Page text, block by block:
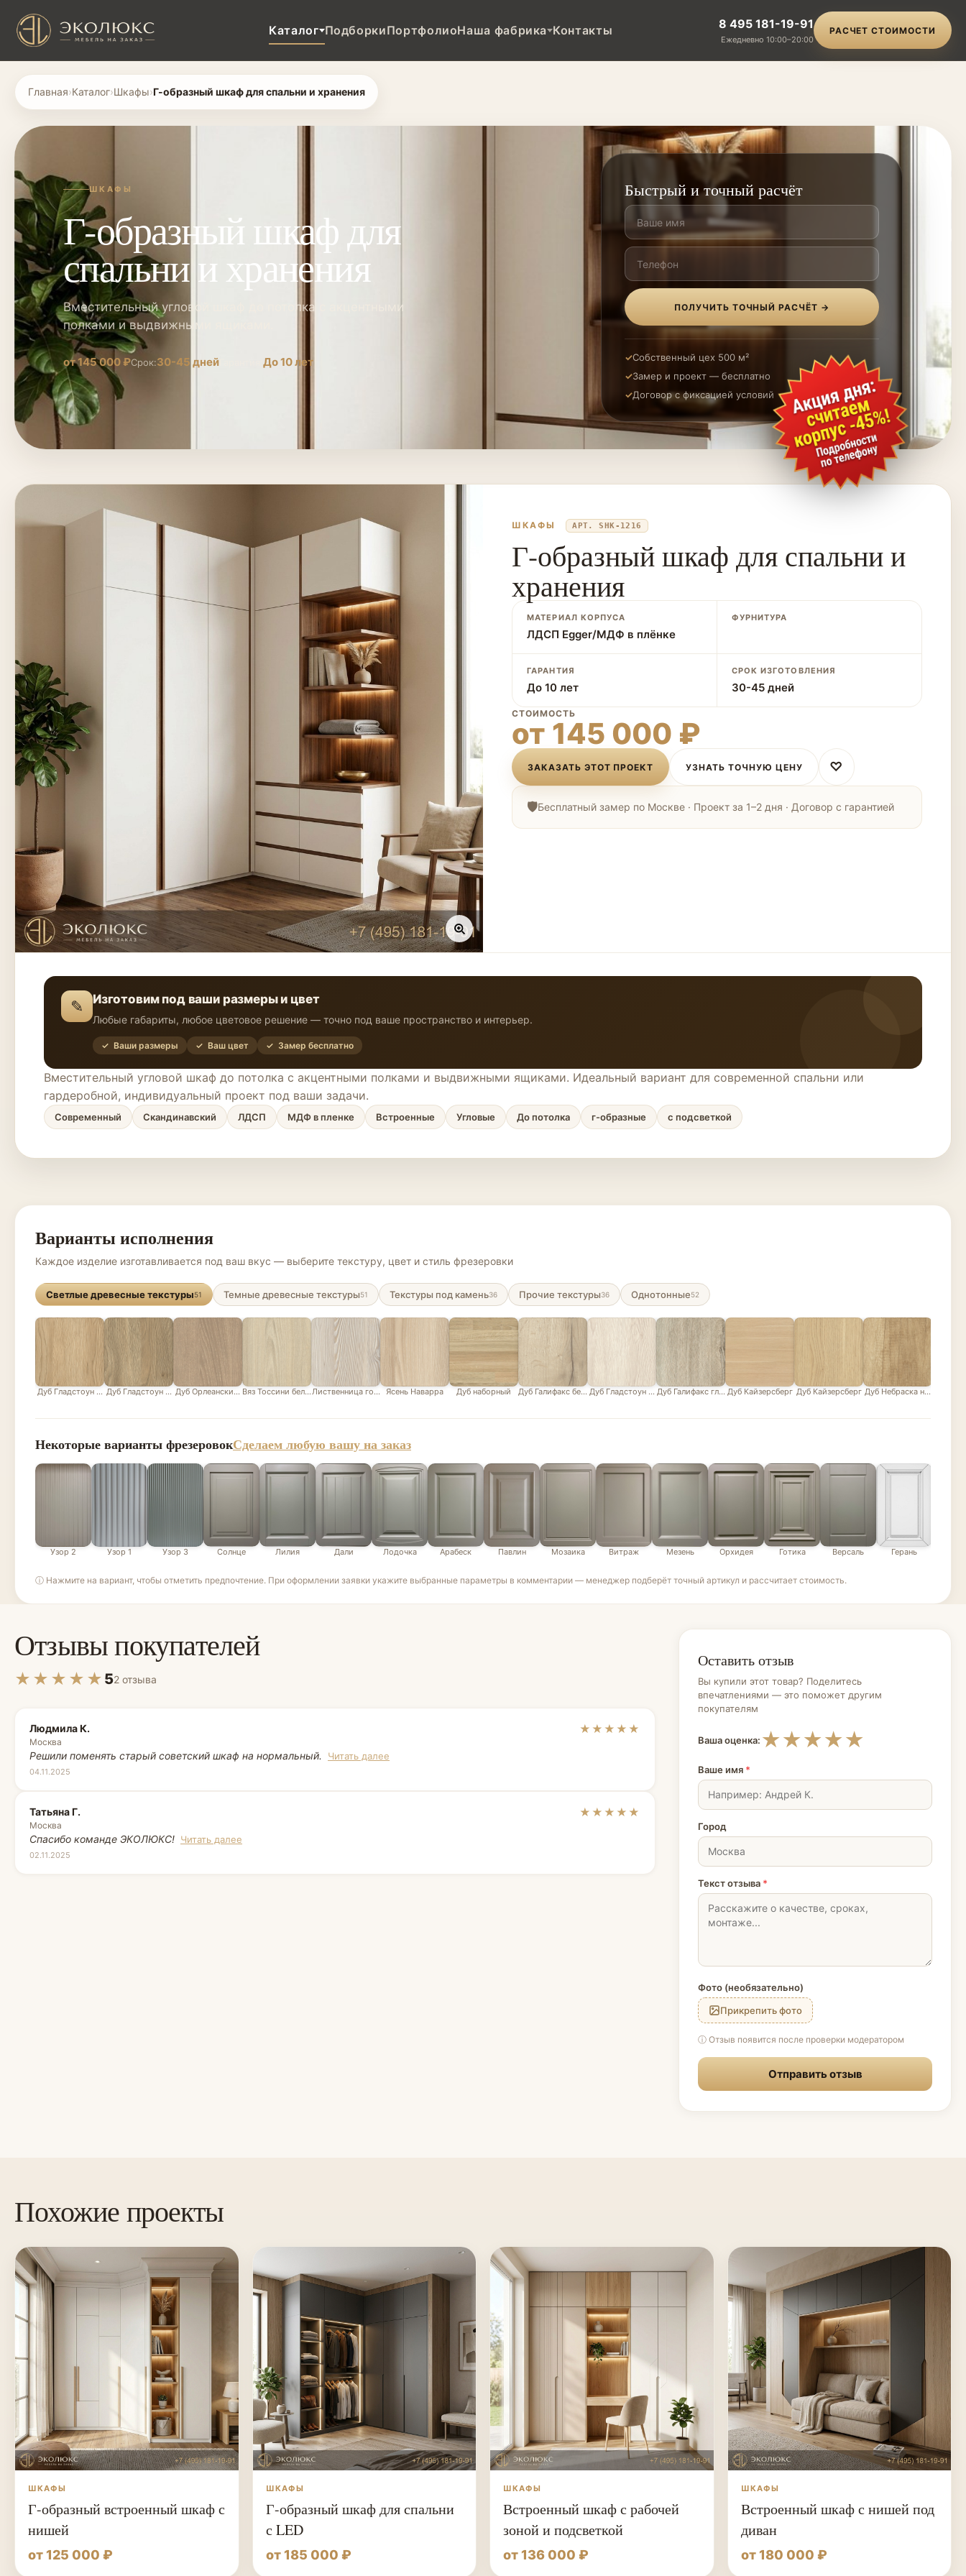
Каталог ПодборкиПортфолиоНаша фабрика Контакты 8 495 181-19-91
Ежедневно 10:00–20:00
РАСЧЕТ СТОИМОСТИ
Главная›Каталог›Шкафы›Г-образный шкаф для спальни и хранения
ШКАФЫ
Г-образный шкаф для
спальни и хранения
Вместительный угловой шкаф до потолка с акцентными
полками и выдвижными ящиками.
от 145 000 ₽Срок:30-45 дней До 10 лет
Быстрый и точный расчёт
ПОЛУЧИТЬ ТОЧНЫЙ РАСЧЁТ →
Собственный цех 500 м²
Замер и проект — бесплатно
Договор с фиксацией условий
ШКАФЫ АРТ. SHK-1216
Г-образный шкаф для спальни и
хранения
МАТЕРИАЛ КОРПУСА
ЛДСП Egger/МДФ в плёнке
ФУРНИТУРА
ГАРАНТИЯ
До 10 лет
СРОК ИЗГОТОВЛЕНИЯ
30-45 дней
СТОИМОСТЬ
от 145 000 ₽
ЗАКАЗАТЬ ЭТОТ ПРОЕКТ УЗНАТЬ ТОЧНУЮ ЦЕНУ ♡
Бесплатный замер по Москве · Проект за 1–2 дня · Договор с гарантией
✎ Изготовим под ваши размеры и цвет
Любые габариты, любое цветовое решение — точно под ваше пространство и интерьер.
✓ Ваши размеры ✓ Ваш цвет ✓ Замер бесплатно
Вместительный угловой шкаф до потолка с акцентными полками и выдвижными ящиками. Идеальный вариант для современной спальни или
гардеробной, индивидуальный проект под ваши задачи.
Современный Скандинавский ЛДСП МДФ в пленке Встроенные Угловые До потолка г-образные с подсветкой
Варианты исполнения
Каждое изделие изготавливается под ваш вкус — выберите текстуру, цвет и стиль фрезеровки
Светлые древесные текстуры51 Темные древесные текстуры51 Текстуры под камень36 Прочие текстуры36 Однотонные52
Дуб Гладстоун песочныйДуб Гладстоун серо-бежевыйДуб Орлеанский песочно-бежевый
Вяз Тоссини белыйЛиственница горная белаяЯсень Наварра Дуб наборный Дуб Галифакс белыйДуб Гладстоун белыйДуб Галифакс глазурованный песочно-серый
Дуб Кайзерсберг Дуб Кайзерсберг Дуб Небраска
Некоторые варианты фрезеровокСделаем любую вашу на заказ
Узор 2 Узор 1 Узор 3 Солнце Лилия Дали Лодочка Арабеск Павлин Мозаика Витраж Мезень Орхидея Готика Версаль Герань
ⓘ Нажмите на вариант, чтобы отметить предпочтение. При оформлении заявки укажите выбранные параметры в комментарии — менеджер подберёт точный артикул и рассчитает стоимость.
Отзывы покупателей
★★★★★ 52 отзыва
Людмила К.
Москва
★★★★★
Решили поменять старый советский шкаф на нормальный. Читать далее
04.11.2025
Татьяна Г.
Москва
★★★★★
Спасибо команде ЭКОЛЮКС! Читать далее
02.11.2025
Оставить отзыв
Вы купили этот товар? Поделитесь
впечатлениями — это поможет другим
покупателям
Ваша оценка: ★
★
★
★
★
Ваше имя *
Город
Текст отзыва *
Фото (необязательно)
Прикрепить фото
ⓘ Отзыв появится после проверки модератором
Отправить отзыв
Похожие проекты
ШКАФЫ
Г-образный встроенный шкаф с
нишей
от 125 000 ₽
ШКАФЫ
Г-образный шкаф для спальни
с LED
от 185 000 ₽
ШКАФЫ
Встроенный шкаф с рабочей
зоной и подсветкой
от 136 000 ₽
ШКАФЫ
Встроенный шкаф с нишей под
диван
от 180 000 ₽